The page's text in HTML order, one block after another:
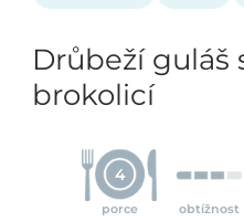
Drůbeží guláš
brokolicí
4
porce obtížnost